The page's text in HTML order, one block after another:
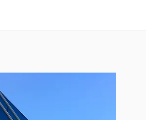
Estudio Hospitalidad